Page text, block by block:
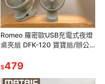
Romeo 羅密歐USB充電式夜燈
桌夾扇 DFK-120 寶寶扇/辦公
$479